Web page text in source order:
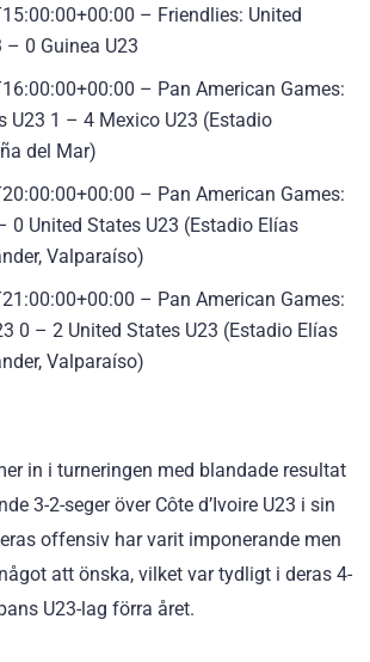
– Friendlies: United
– 0 Guinea U23
– Pan American Games:
U23 1 – 4 Mexico U23 (Estadio
del Mar)
– Pan American Games:
0 United States U23 (Estadio Elías
Valparaíso)
– Pan American Games:
0 – 2 United States U23 (Estadio Elías
Valparaíso)
in i turneringen med blandade resultat
3-2-seger över Côte d’Ivoire U23 i sin
offensiv har varit imponerande men
att önska, vilket var tydligt i deras 4-
U23-lag förra året.